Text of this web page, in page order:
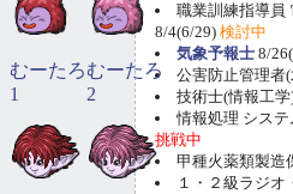
職業訓練指導員
8/4(6/29) 検討中
気象予報士 8/
公害防止管理者
技術士(情報工
情報処理 システ
挑戦中
甲種火薬類製造
１・２級ラジオ
むーたろ
1
むーたろ
2